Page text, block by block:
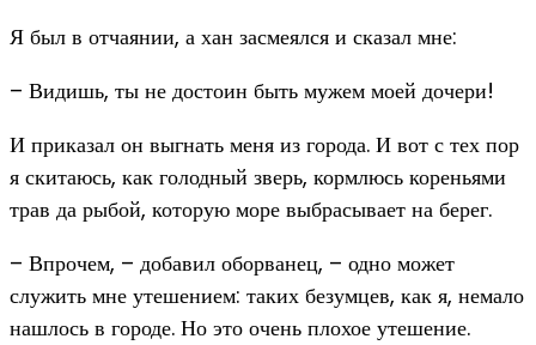
Я был в отчаянии, а хан засмеялся и сказал мне:
– Видишь, ты не достоин быть мужем моей дочери!
И приказал он выгнать меня из города. И вот с тех пор
я скитаюсь, как голодный зверь, кормлюсь кореньями
трав да рыбой, которую море выбрасывает на берег.
– Впрочем, – добавил оборванец, – одно может
служить мне утешением: таких безумцев, как я, немало
нашлось в городе. Но это очень плохое утешение.